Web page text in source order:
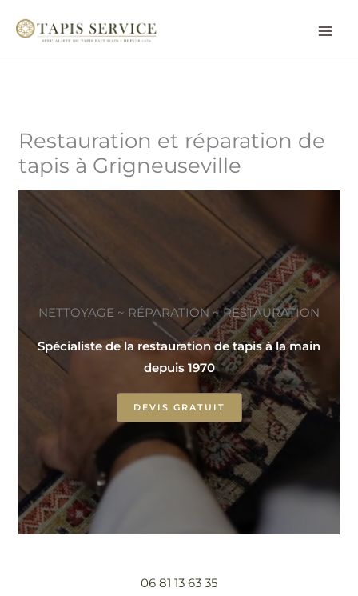
Restauration et réparation de
tapis à Grigneuseville
NETTOYAGE ~ RÉPARATION ~ RESTAURATION
Spécialiste de la restauration de tapis à la main
depuis 1970
DEVIS GRATUIT
06 81 13 63 35